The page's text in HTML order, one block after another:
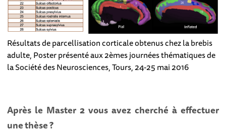
Résultats de parcellisation corticale obtenus chez la brebis
adulte, Poster présenté aux 2èmes journées thématiques de
la Société des Neurosciences, Tours, 24-25 mai 2016
Après le Master 2 vous avez cherché à effectuer
une thèse ?